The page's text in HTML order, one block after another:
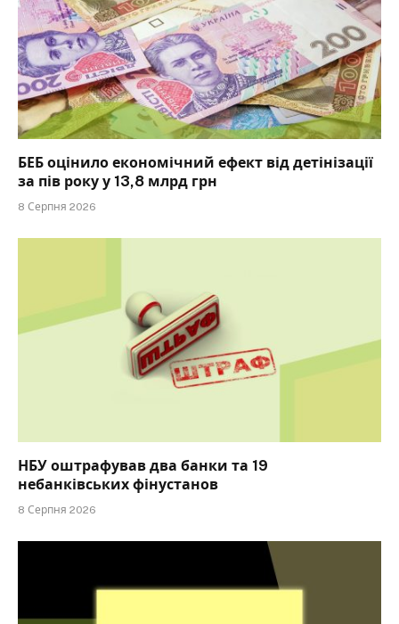
БЕБ оцінило економічний ефект від детінізації
за пів року у 13,8 млрд грн
8 Серпня 2026
НБУ оштрафував два банки та 19
небанківських фінустанов
8 Серпня 2026